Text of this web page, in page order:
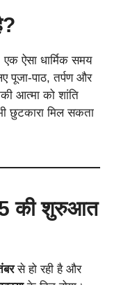
एक ऐसा धार्मिक समय
पूजा-पाठ, तर्पण और
आत्मा को शांति
छुटकारा मिल सकता
की शुरुआत
से हो रही है और